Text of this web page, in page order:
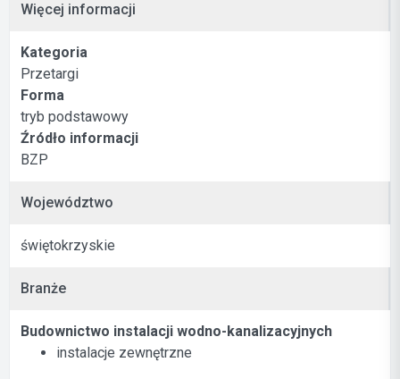
Więcej informacji
Kategoria
Przetargi
Forma
tryb podstawowy
Źródło informacji
BZP
Województwo
świętokrzyskie
Branże
Budownictwo instalacji wodno-kanalizacyjnych
instalacje zewnętrzne